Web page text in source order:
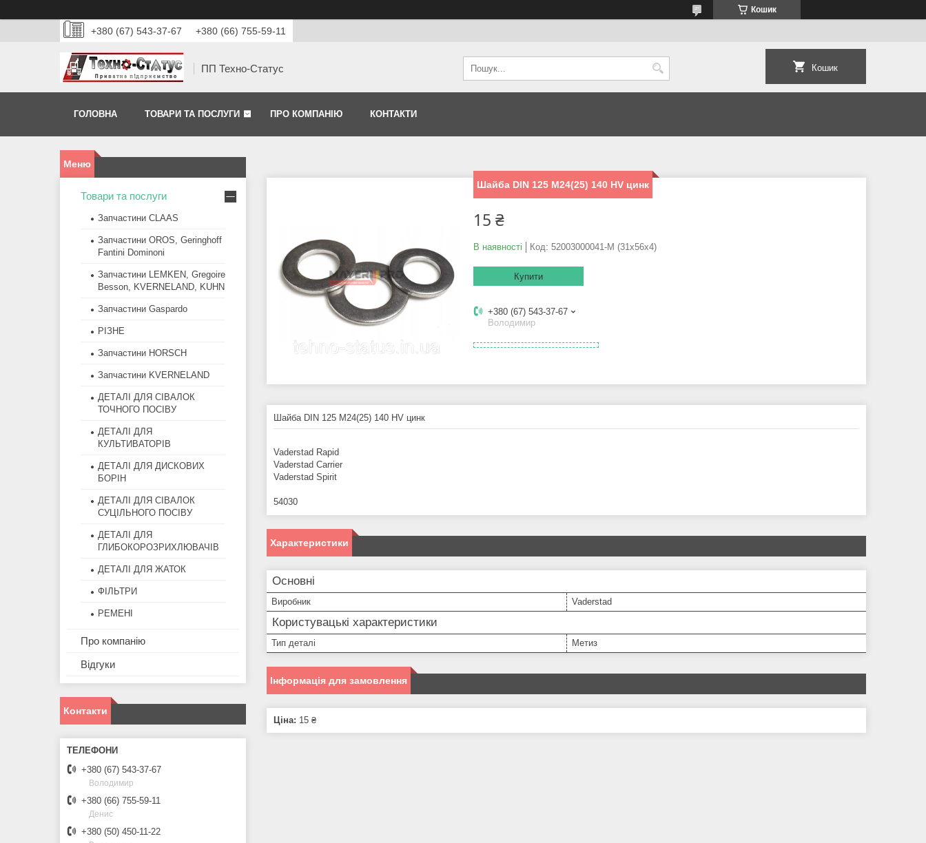
Кошик
+380 (67) 543-37-67 +380 (66) 755-59-11
ПП Техно-Статус Кошик
ГОЛОВНА ТОВАРИ ТА ПОСЛУГИ ПРО КОМПАНІЮ КОНТАКТИ
Шайба DIN 125 M24(25) 140 HV цинк
15 ₴
В наявності Код: 52003000041-M (31x56x4)
Купити
+380 (67) 543-37-67
Володимир
Шайба DIN 125 M24(25) 140 HV цинк
Vaderstad Rapid
Vaderstad Carrier
Vaderstad Spirit
54030
Характеристики
Основні
Виробник Vaderstad
Користувацькі характеристики
Тип деталі Метиз
Інформація для замовлення
Ціна: 15 ₴
Товари та послуги
Запчастини CLAAS
Запчастини OROS, Geringhoff
Fantini Dominoni
Запчастини LEMKEN, Gregoire
Besson, KVERNELAND, KUHN
Запчастини Gaspardo
РІЗНЕ
Запчастини HORSCH
Запчастини KVERNELAND
ДЕТАЛІ ДЛЯ СІВАЛОК
ТОЧНОГО ПОСІВУ
ДЕТАЛІ ДЛЯ
КУЛЬТИВАТОРІВ
ДЕТАЛІ ДЛЯ ДИСКОВИХ
БОРІН
ДЕТАЛІ ДЛЯ СІВАЛОК
СУЦІЛЬНОГО ПОСІВУ
ДЕТАЛІ ДЛЯ
ГЛИБОКОРОЗРИХЛЮВАЧІВ
ДЕТАЛІ ДЛЯ ЖАТОК
ФІЛЬТРИ
РЕМЕНІ
Про компанію
Відгуки
Контакти
+380 (67) 543-37-67
Володимир
+380 (66) 755-59-11
Денис
+380 (50) 450-11-22